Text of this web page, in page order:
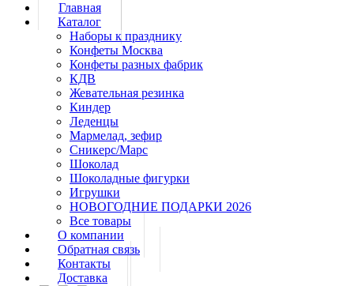
Главная
Каталог
Наборы к празднику
Конфеты Москва
Конфеты разных фабрик
КДВ
Жевательная резинка
Киндер
Леденцы
Мармелад, зефир
Сникерс/Марс
Шоколад
Шоколадные фигурки
Игрушки
НОВОГОДНИЕ ПОДАРКИ 2026
Все товары
О компании
Обратная связь
Контакты
Доставка